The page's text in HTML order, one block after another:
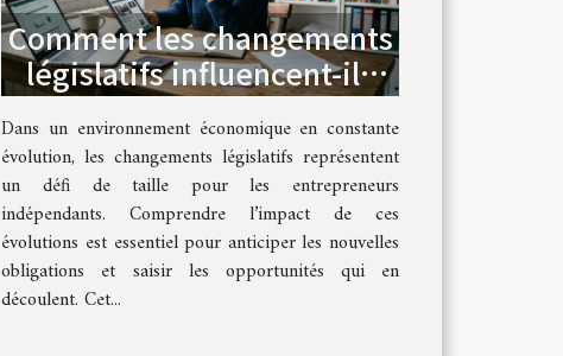
Comment les changements
législatifs influencent-ils
les entrepreneurs
indépendants ?
Dans un environnement économique en constante
évolution, les changements législatifs représentent
un défi de taille pour les entrepreneurs
indépendants. Comprendre l’impact de ces
évolutions est essentiel pour anticiper les nouvelles
obligations et saisir les opportunités qui en
découlent. Cet...